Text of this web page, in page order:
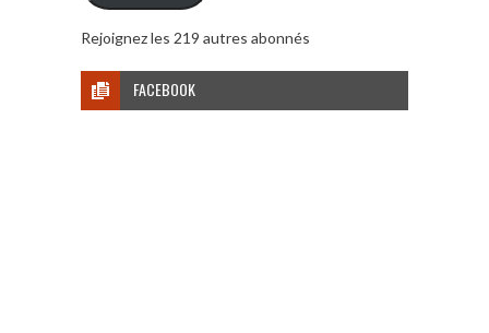
Rejoignez les 219 autres abonnés
FACEBOOK